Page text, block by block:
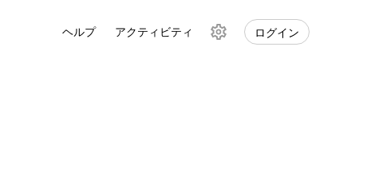
ヘルプ アクティビティ
検
ログイン